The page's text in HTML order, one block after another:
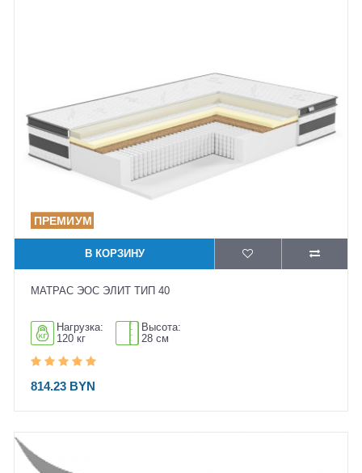
В КОРЗИНУ
МАТРАС ЭОС ЭЛИТ ТИП 40
Нагрузка:
120 кг
Высота:
28 см
814.23 BYN